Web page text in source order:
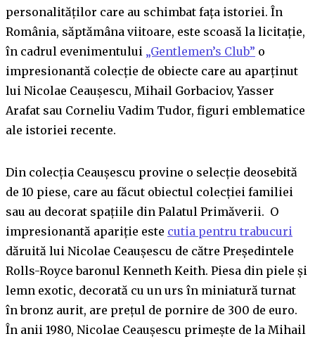
personalităților care au schimbat fața istoriei. În
România, săptămâna viitoare, este scoasă la licitație,
în cadrul evenimentului „Gentlemen’s Club” o
impresionantă colecție de obiecte care au aparținut
lui Nicolae Ceaușescu, Mihail Gorbaciov, Yasser
Arafat sau Corneliu Vadim Tudor, figuri emblematice
ale istoriei recente.
Din colecția Ceaușescu provine o selecție deosebită
de 10 piese, care au făcut obiectul colecției familiei
sau au decorat spațiile din Palatul Primăverii. O
impresionantă apariție este cutia pentru trabucuri
dăruită lui Nicolae Ceaușescu de către Președintele
Rolls-Royce baronul Kenneth Keith. Piesa din piele și
lemn exotic, decorată cu un urs în miniatură turnat
în bronz aurit, are prețul de pornire de 300 de euro.
În anii 1980, Nicolae Ceaușescu primește de la Mihail